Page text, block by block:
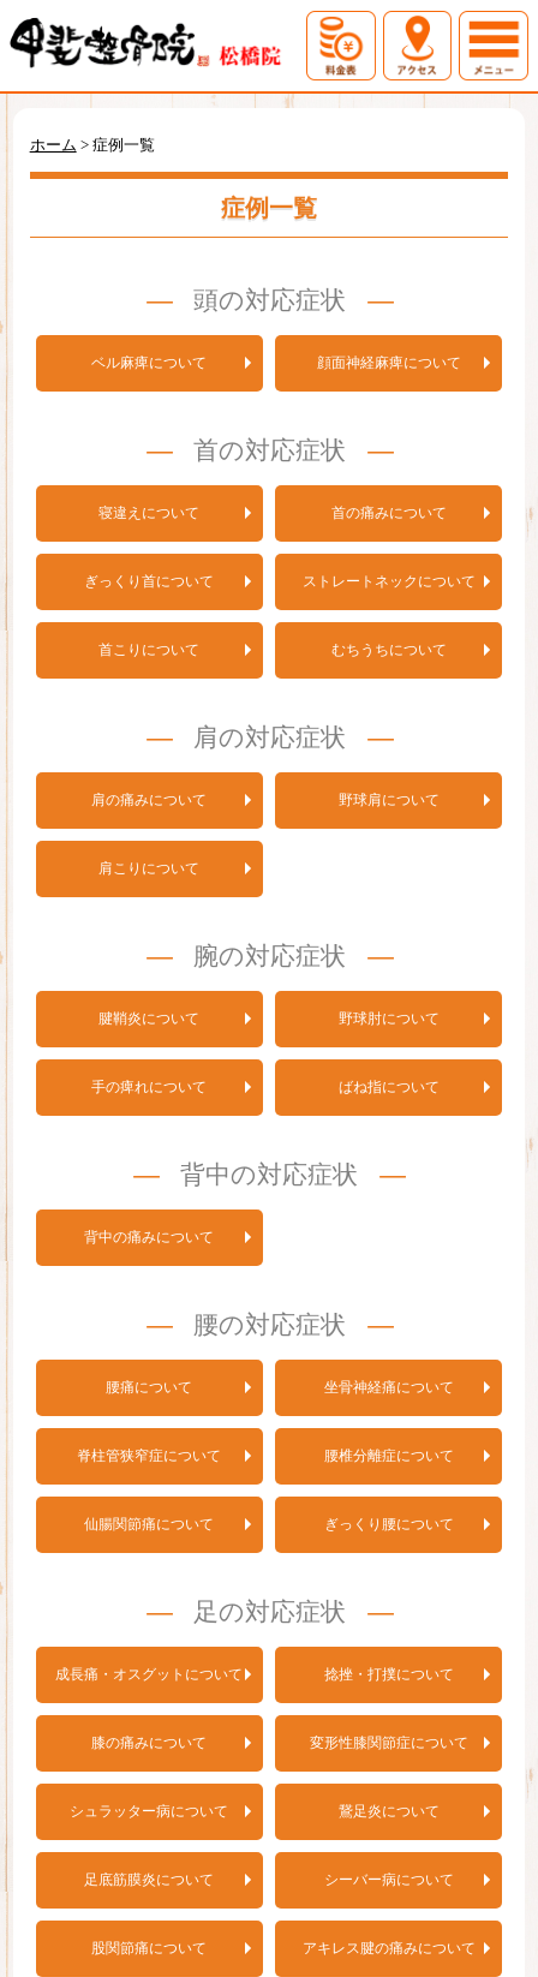
ホーム > 症例一覧
症例一覧
頭の対応症状
ベル麻痺について 顔面神経麻痺について
首の対応症状
寝違えについて 首の痛みについて
ぎっくり首について ストレートネックについて
首こりについて むちうちについて
肩の対応症状
肩の痛みについて 野球肩について
肩こりについて
腕の対応症状
腱鞘炎について 野球肘について
手の痺れについて ばね指について
背中の対応症状
背中の痛みについて
腰の対応症状
腰痛について 坐骨神経痛について
脊柱管狭窄症について 腰椎分離症について
仙腸関節痛について ぎっくり腰について
足の対応症状
成長痛・オスグットについて 捻挫・打撲について
膝の痛みについて 変形性膝関節症について
シュラッター病について 鵞足炎について
足底筋膜炎について シーバー病について
股関節痛について アキレス腱の痛みについて